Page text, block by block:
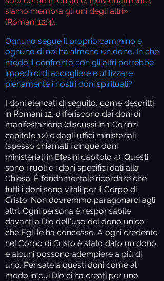
siamo membra gli uni degli altri»
(Romani 12:4).
Ognuno segue il proprio cammino e
ognuno di noi ha almeno un dono. In che
modo il confronto con gli altri potrebbe
impedirci di accogliere e utilizzare
pienamente i nostri doni spirituali?
I doni elencati di seguito, come descritti
in Romani 12, differiscono dai doni di
manifestazione (discussi in 1 Corinzi
capitolo 12) e dagli uffici ministeriali
(spesso chiamati i cinque doni
ministeriali in Efesini capitolo 4). Questi
sono i ruoli e i doni specifici dati alla
Chiesa. È fondamentale ricordare che
tutti i doni sono vitali per il Corpo di
Cristo. Non dovremmo paragonarci agli
altri. Ogni persona è responsabile
davanti a Dio dell'uso del dono unico
che Egli le ha concesso. A ogni credente
nel Corpo di Cristo è stato dato un dono,
e alcuni possono adempiere a più di
uno. Pensate a questi doni come al
modo in cui Dio ci ha creati per uno